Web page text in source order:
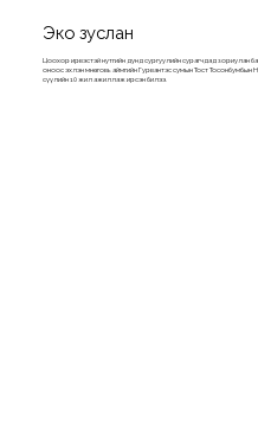
Эко зуслан
Цоохор ирвэстэй нутгийн дунд сургуулийн сурагчдад зориулан
оноос эхлэн Өмнөговь аймгийн Гурвантэс сумын Тост
сүүлийн 10 жил ажиллаж ирсэн билээ.